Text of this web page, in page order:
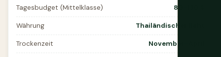
Tagesbudget (Mittelklasse) 80–130 $
Währung Thailändischer Baht
Trockenzeit November–April